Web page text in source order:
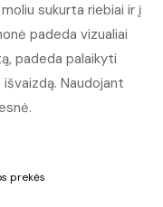
sukurta riebiai ir į
padeda vizualiai
padeda palaikyti
Naudojant
prekės